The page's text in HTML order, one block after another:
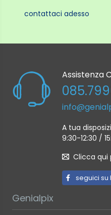
contattaci adesso
Assistenza
A tua
9:30-12:30 /
Clicca qui
seguici su
Genialpix